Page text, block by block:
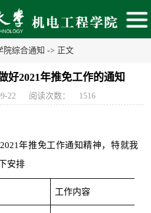
院综合通知 -> 正文
好2021年推免工作的通知
22 阅读次数： 1516
2021年推免工作通知精神，特就我
安排
工作内容